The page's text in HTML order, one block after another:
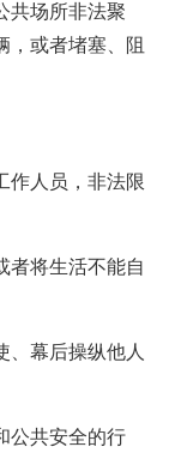
共场所非法聚
，或者堵塞、阻
作人员，非法限
者将生活不能自
、幕后操纵他人
公共安全的行